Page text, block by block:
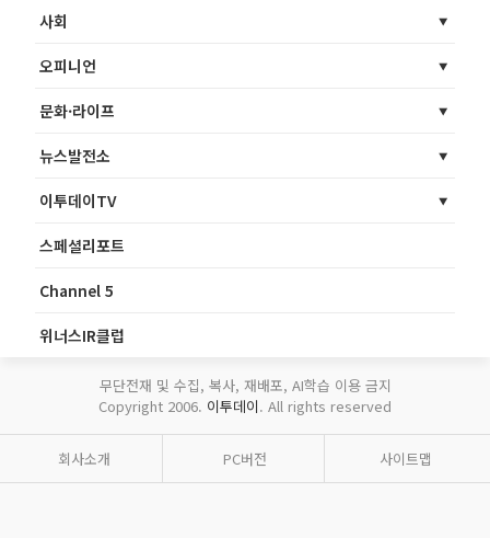
사회
오피니언
문화·라이프
뉴스발전소
이투데이TV
스페셜리포트
Channel 5
위너스IR클럽
무단전재 및 수집, 복사, 재배포, AI학습 이용 금지
Copyright 2006. 이투데이. All rights reserved
회사소개 PC버전 사이트맵